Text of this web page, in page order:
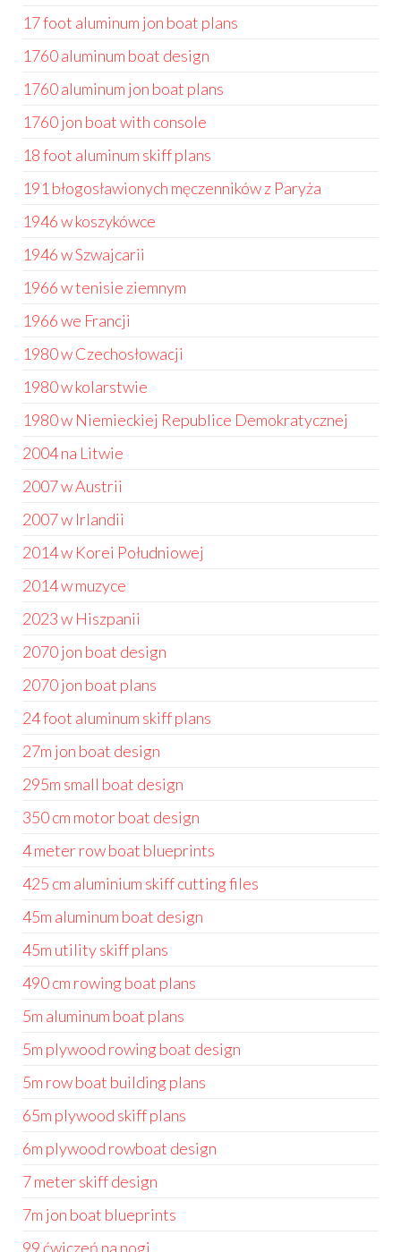
17 foot aluminum jon boat plans
1760 aluminum boat design
1760 aluminum jon boat plans
1760 jon boat with console
18 foot aluminum skiff plans
191 błogosławionych męczenników z Paryża
1946 w koszykówce
1946 w Szwajcarii
1966 w tenisie ziemnym
1966 we Francji
1980 w Czechosłowacji
1980 w kolarstwie
1980 w Niemieckiej Republice Demokratycznej
2004 na Litwie
2007 w Austrii
2007 w Irlandii
2014 w Korei Południowej
2014 w muzyce
2023 w Hiszpanii
2070 jon boat design
2070 jon boat plans
24 foot aluminum skiff plans
27m jon boat design
295m small boat design
350 cm motor boat design
4 meter row boat blueprints
425 cm aluminium skiff cutting files
45m aluminum boat design
45m utility skiff plans
490 cm rowing boat plans
5m aluminum boat plans
5m plywood rowing boat design
5m row boat building plans
65m plywood skiff plans
6m plywood rowboat design
7 meter skiff design
7m jon boat blueprints
99 ćwiczeń na nogi